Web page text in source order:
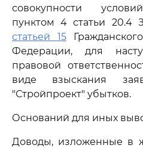
совокупности
пунктом 4 статьи 20.4
статьей 15
Федерации, для
правовой
виде взыскания
"Стройпроект" убытков.
Оснований для иных
Доводы, изложенные в